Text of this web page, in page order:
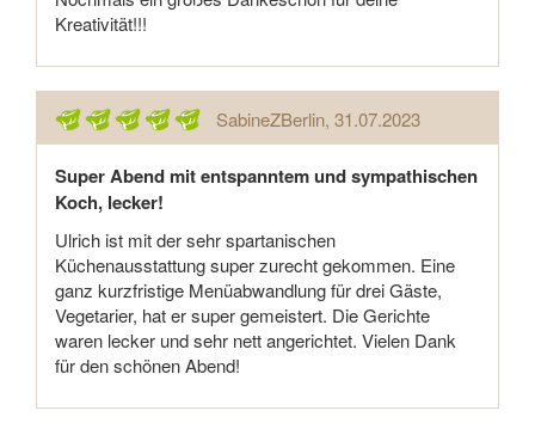
Kreativität!!!
SabineZBerlin, 31.07.2023
Super Abend mit entspanntem und sympathischen
Koch, lecker!
Ulrich ist mit der sehr spartanischen
Küchenausstattung super zurecht gekommen. Eine
ganz kurzfristige Menüabwandlung für drei Gäste,
Vegetarier, hat er super gemeistert. Die Gerichte
waren lecker und sehr nett angerichtet. Vielen Dank
für den schönen Abend!